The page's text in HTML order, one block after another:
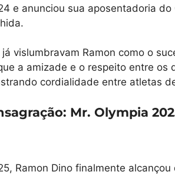
e anunciou sua aposentadoria
vislumbravam Ramon como o
a amizade e o respeito entre
cordialidade entre atletas
Mr. Olympia
Ramon Dino finalmente